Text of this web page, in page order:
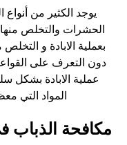
يوجد الكثير من أنواع
الحشرات والتخلص
بعملية الابادة و
دون التعرف على
عملية الابادة بشكل
المواد التي
مكافحة الذباب